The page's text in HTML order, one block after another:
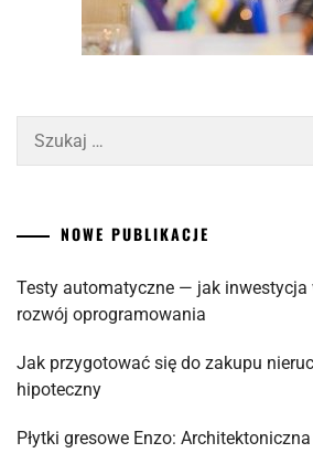
NOWE PUBLIKACJE
Testy automatyczne — jak inwestycja
rozwój oprogramowania
Jak przygotować się do zakupu
hipoteczny
Płytki gresowe Enzo: